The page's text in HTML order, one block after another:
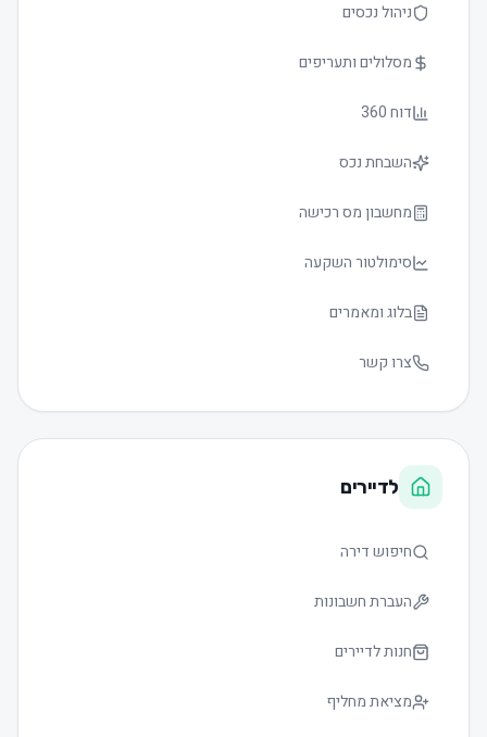
ניהול נכסים
מסלולים ותעריפים
דוח 360
השבחת נכס
מחשבון מס רכישה
סימולטור השקעה
בלוג ומאמרים
צרו קשר
לדיירים
חיפוש דירה
העברת חשבונות
חנות לדיירים
מציאת מחליף